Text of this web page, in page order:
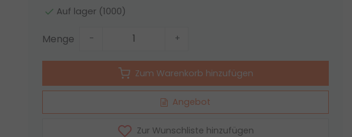
Auf lager (1000)
Menge - +
Zum Warenkorb hinzufügen
Angebot
Zur Wunschliste hinzufügen